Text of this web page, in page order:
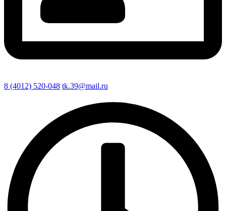
8 (4012) 520-048 tk.39@mail.ru